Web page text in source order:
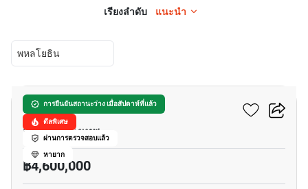
เรียงลำดับ แนะนำ
พหลโยธิน
การยืนยันสถานะว่าง เมื่อสัปดาห์ที่แล้ว
ดีลพิเศษ
ผ่านการตรวจสอบแล้ว
หายาก
อีควิน๊อกซ์ พหล-วิภา
จอมพล, กรุงเทพ
฿4,600,000